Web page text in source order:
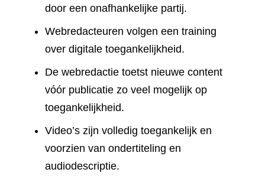
door een onafhankelijke partij.
Webredacteuren volgen een training
over digitale toegankelijkheid.
De webredactie toetst nieuwe content
vóór publicatie zo veel mogelijk op
toegankelijkheid.
Video’s zijn volledig toegankelijk en
voorzien van ondertiteling en
audiodescriptie.